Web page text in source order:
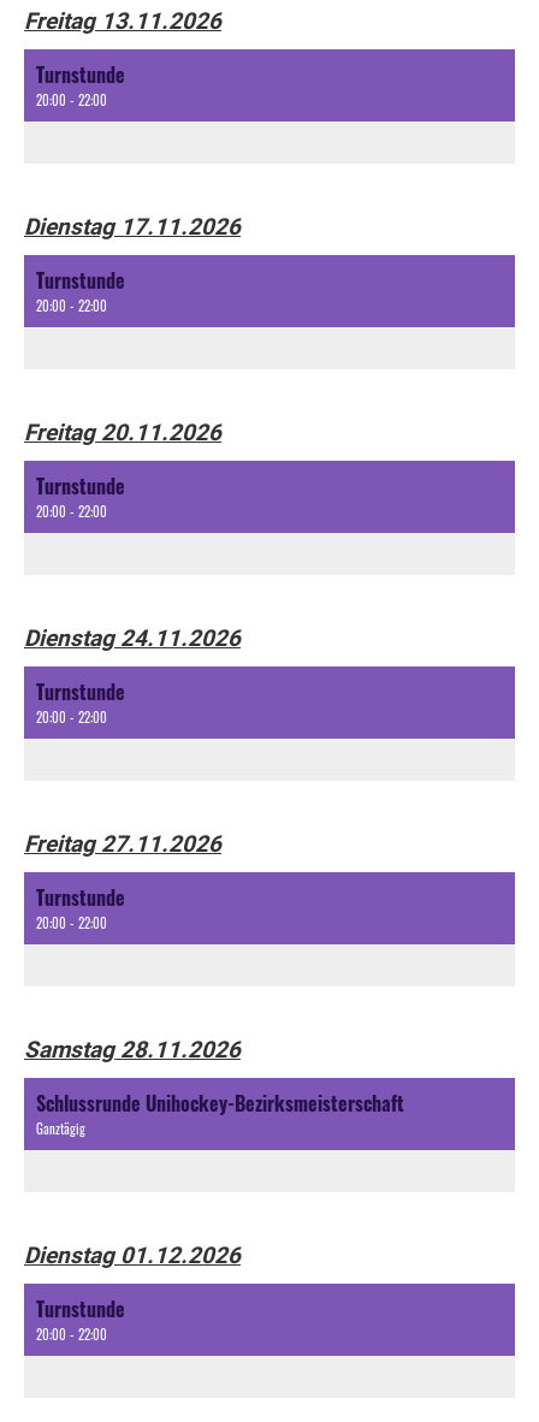
Freitag 13.11.2026
Turnstunde
20:00 - 22:00
Dienstag 17.11.2026
Turnstunde
20:00 - 22:00
Freitag 20.11.2026
Turnstunde
20:00 - 22:00
Dienstag 24.11.2026
Turnstunde
20:00 - 22:00
Freitag 27.11.2026
Turnstunde
20:00 - 22:00
Samstag 28.11.2026
Schlussrunde Unihockey-Bezirksmeisterschaft
Ganztägig
Dienstag 01.12.2026
Turnstunde
20:00 - 22:00